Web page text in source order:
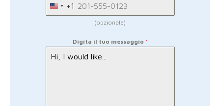
United
+1
(opzionale)
Digita il tuo messaggio *